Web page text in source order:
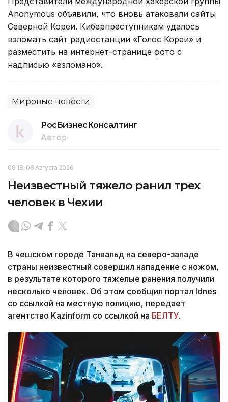
Anonymous объявили, что вновь атаковали сайты
Северной Кореи. Киберпреступникам удалось
взломать сайт радиостанции «Голос Кореи» и
разместить на интернет-странице фото с
надписью «взломано».
Мировые новости
РосБизнесКонсалтинг
Автор
09:18, 08 Августа 2026
Неизвестный тяжело ранил трех
человек в Чехии
В чешском городе Танвальд на северо-западе
страны неизвестный совершил нападение с ножом,
в результате которого тяжелые ранения получили
несколько человек. Об этом сообщил портал Idnes
со ссылкой на местную полицию, передает
агентство Kazinform со ссылкой на БЕЛТУ.